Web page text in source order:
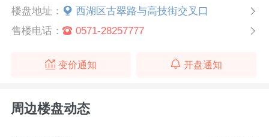
楼盘地址：
西湖区古翠路与高技街交叉口
售楼电话：
0571-28257777
变价通知 开盘通知
周边楼盘动态